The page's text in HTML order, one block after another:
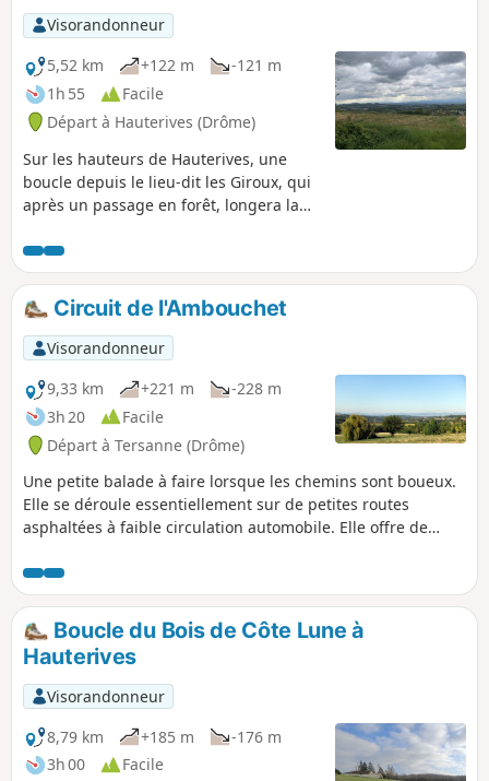
Visorandonneur
5,52 km
+122 m
-121 m
1h 55
Facile
Départ à Hauterives (Drôme)
Sur les hauteurs de Hauterives, une
boucle depuis le lieu-dit les Giroux, qui
après un passage en forêt, longera la
Tersanne. Vous redescendrez ensuite
sur une petite route à travers champ,
pour terminer avec à nouveau une
traversée en forêt.
Circuit de l'Ambouchet
Visorandonneur
9,33 km
+221 m
-228 m
3h 20
Facile
Départ à Tersanne (Drôme)
Une petite balade à faire lorsque les chemins sont boueux.
Elle se déroule essentiellement sur de petites routes
asphaltées à faible circulation automobile. Elle offre de
Boucle du Bois de Côte Lune à
Hauterives
Visorandonneur
8,79 km
+185 m
-176 m
3h 00
Facile